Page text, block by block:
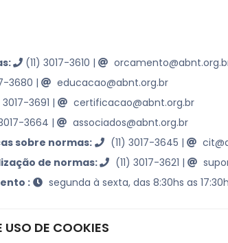
(11) 3017-3610 |
3680 |
educacao@abnt.org.br
3017-3691 |
certificacao@abnt.org.br
3664 |
associados@abnt.org.br
sobre normas:
(11) 3017-3645 |
de normas:
(11) 3017-3621 |
:
segunda à sexta, das 8:30hs as
USO DE COOKIES